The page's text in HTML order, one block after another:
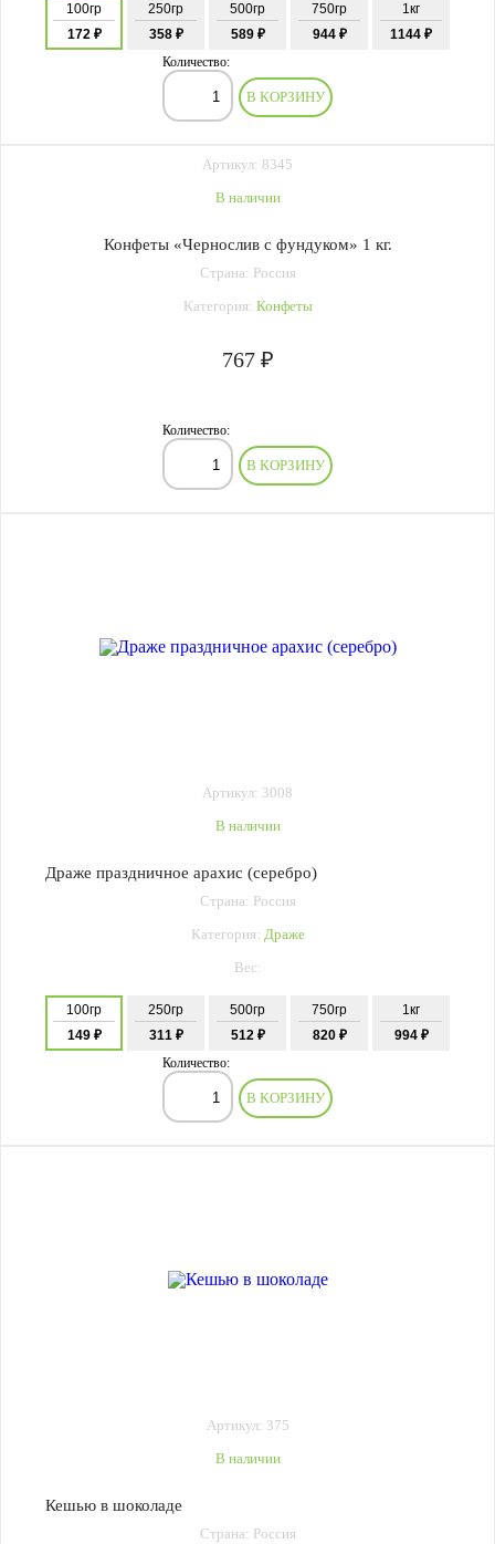
100гр
172 ₽
250гр
358 ₽
500гр
589 ₽
750гр
944 ₽
1кг
1144 ₽
Количество:
В КОРЗИНУ
Артикул: 8345
В наличии
Конфеты «Чернослив с фундуком» 1 кг.
Страна: Россия
Категория: Конфеты
767 ₽
Количество:
В КОРЗИНУ
Артикул: 3008
В наличии
Драже праздничное арахис (серебро)
Страна: Россия
Категория: Драже
Вес:
100гр
149 ₽
250гр
311 ₽
500гр
512 ₽
750гр
820 ₽
1кг
994 ₽
Количество:
В КОРЗИНУ
Артикул: 375
В наличии
Кешью в шоколаде
Страна: Россия